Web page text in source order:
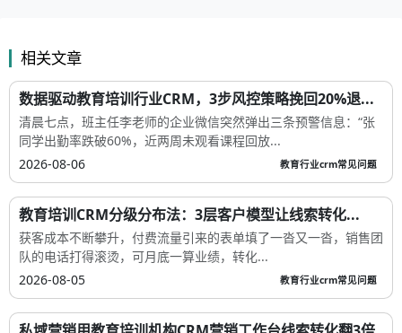
相关文章
数据驱动教育培训行业CRM，3步风控策略挽回20%退...
清晨七点，班主任李老师的企业微信突然弹出三条预警信息：“张
同学出勤率跌破60%，近两周未观看课程回放...
2026-08-06
教育行业crm常见问题
教育培训CRM分级分布法：3层客户模型让线索转化...
获客成本不断攀升，付费流量引来的表单填了一沓又一沓，销售团
队的电话打得滚烫，可月底一算业绩，转化...
2026-08-05
教育行业crm常见问题